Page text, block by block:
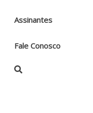
Assinantes
Fale Conosco